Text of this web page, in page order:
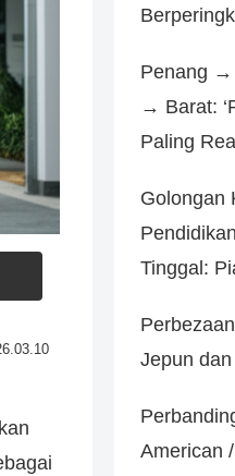
Penang →
→ Barat:
Paling
Golongan
Tinggal:
Jepun
American